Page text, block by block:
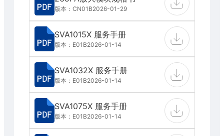
版本：CN01B2026-01-29
SVA1015X 服务手册
版本：E01B2026-01-14
SVA1032X 服务手册
版本：E01B2026-01-14
SVA1075X 服务手册
版本：E01B2026-01-14